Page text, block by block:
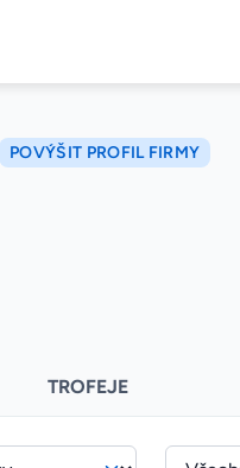
POVÝŠIT PROFIL FIRMY
TROFEJE